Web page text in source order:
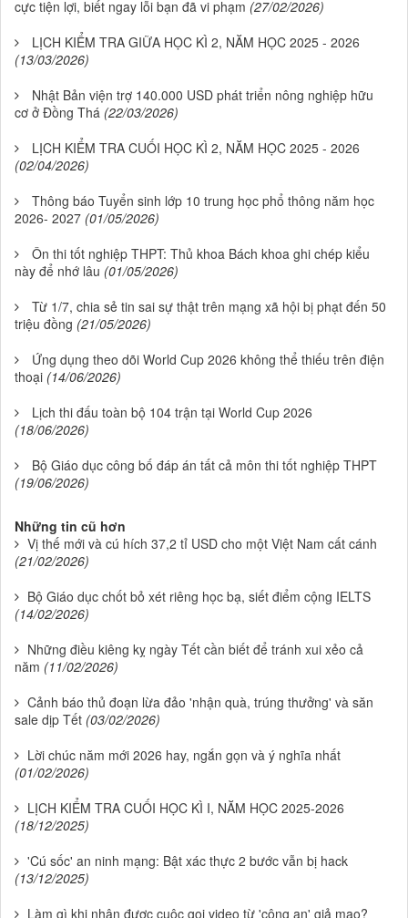
cực tiện lợi, biết ngay lỗi bạn đã vi phạm (27/02/2026)
LỊCH KIỂM TRA GIỮA HỌC KÌ 2, NĂM HỌC 2025 - 2026
(13/03/2026)
Nhật Bản viện trợ 140.000 USD phát triển nông nghiệp hữu
cơ ở Đồng Thá (22/03/2026)
LỊCH KIỂM TRA CUỐI HỌC KÌ 2, NĂM HỌC 2025 - 2026
(02/04/2026)
Thông báo Tuyển sinh lớp 10 trung học phổ thông năm học
2026- 2027 (01/05/2026)
Ôn thi tốt nghiệp THPT: Thủ khoa Bách khoa ghi chép kiểu
này để nhớ lâu (01/05/2026)
Từ 1/7, chia sẻ tin sai sự thật trên mạng xã hội bị phạt đến 50
triệu đồng (21/05/2026)
Ứng dụng theo dõi World Cup 2026 không thể thiếu trên điện
thoại (14/06/2026)
Lịch thi đấu toàn bộ 104 trận tại World Cup 2026
(18/06/2026)
Bộ Giáo dục công bố đáp án tất cả môn thi tốt nghiệp THPT
(19/06/2026)
Những tin cũ hơn
Vị thế mới và cú hích 37,2 tỉ USD cho một Việt Nam cất cánh
(21/02/2026)
Bộ Giáo dục chốt bỏ xét riêng học bạ, siết điểm cộng IELTS
(14/02/2026)
Những điều kiêng kỵ ngày Tết cần biết để tránh xui xẻo cả
năm (11/02/2026)
Cảnh báo thủ đoạn lừa đảo 'nhận quà, trúng thưởng' và săn
sale dịp Tết (03/02/2026)
Lời chúc năm mới 2026 hay, ngắn gọn và ý nghĩa nhất
(01/02/2026)
LỊCH KIỂM TRA CUỐI HỌC KÌ I, NĂM HỌC 2025-2026
(18/12/2025)
'Cú sốc' an ninh mạng: Bật xác thực 2 bước vẫn bị hack
(13/12/2025)
Làm gì khi nhận được cuộc gọi video từ 'công an' giả mạo?